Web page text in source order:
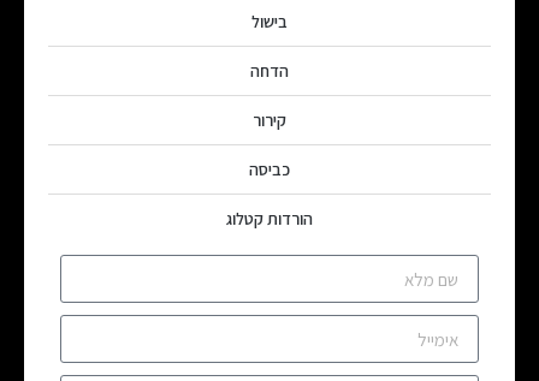
בישול
הדחה
קירור
כביסה
הורדות קטלוג